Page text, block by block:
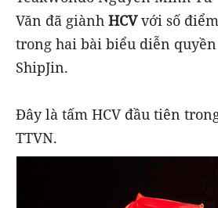
Văn đã giành HCVvới số
trong hai bài biểu diễn quyền
ShipJin.
Đây là tấm HCV đầu tiên
TTVN.